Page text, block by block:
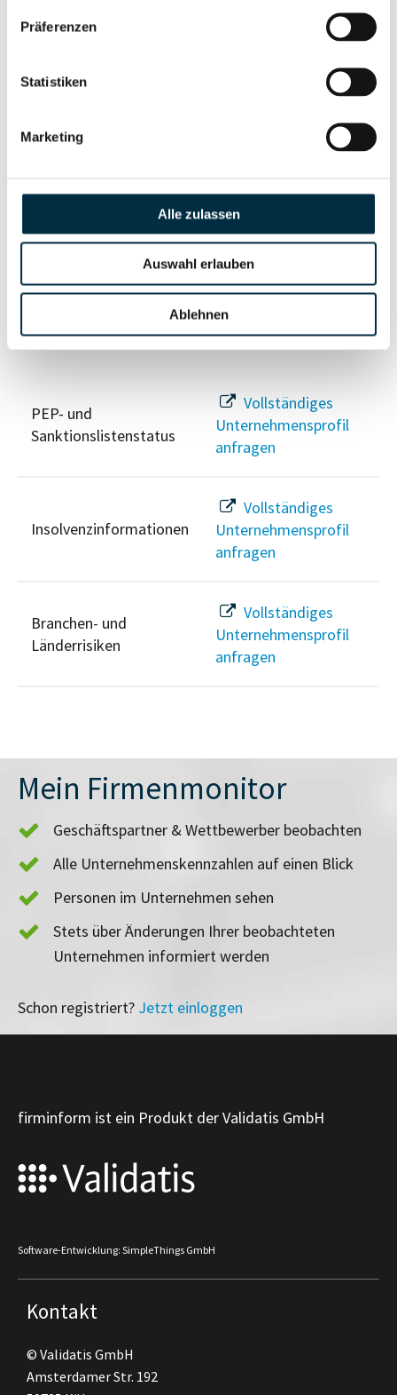
Präferenzen
Statistiken
Marketing
Alle zulassen
Auswahl erlauben
Ablehnen
Gesellschafterstruktur
Unternehmensprofil
Unternehmensnetzwerk
Unternehmensprofil
Berechtigten Pfad
Unternehmensprofil
anfragen
PEP- und
Sanktionslistenstatus
Vollständiges
Unternehmensprofil
anfragen
Insolvenzinformationen
Vollständiges
Unternehmensprofil
anfragen
Branchen- und
Länderrisiken
Vollständiges
Unternehmensprofil
anfragen
Mein Firmenmonitor
Geschäftspartner & Wettbewerber beobachten
Alle Unternehmenskennzahlen auf einen Blick
Personen im Unternehmen sehen
Stets über Änderungen Ihrer beobachteten
Unternehmen informiert werden
Schon registriert? Jetzt einloggen
firminform ist ein Produkt der Validatis GmbH
Software-Entwicklung: SimpleThings GmbH
Kontakt
© Validatis GmbH
Amsterdamer Str. 192